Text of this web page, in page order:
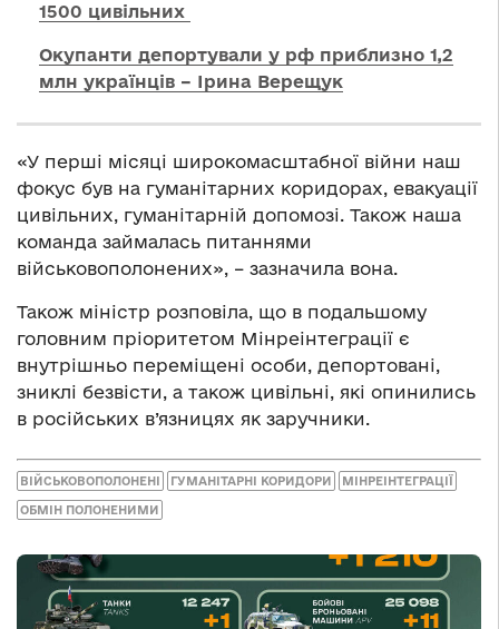
1500 цивільних
Окупанти депортували у рф приблизно 1,2
млн українців – Ірина Верещук
«У перші місяці широкомасштабної війни наш
фокус був на гуманітарних коридорах, евакуації
цивільних, гуманітарній допомозі. Також наша
команда займалась питаннями
військовополонених», – зазначила вона.
Також міністр розповіла, що в подальшому
головним пріоритетом Мінреінтеграції є
внутрішньо переміщені особи, депортовані,
зниклі безвісти, а також цивільні, які опинились
в російських в’язницях як заручники.
ВІЙСЬКОВОПОЛОНЕНІ ГУМАНІТАРНІ КОРИДОРИ МІНРЕІНТЕГРАЦІЇ
ОБМІН ПОЛОНЕНИМИ